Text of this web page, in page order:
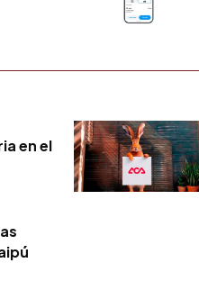
en el